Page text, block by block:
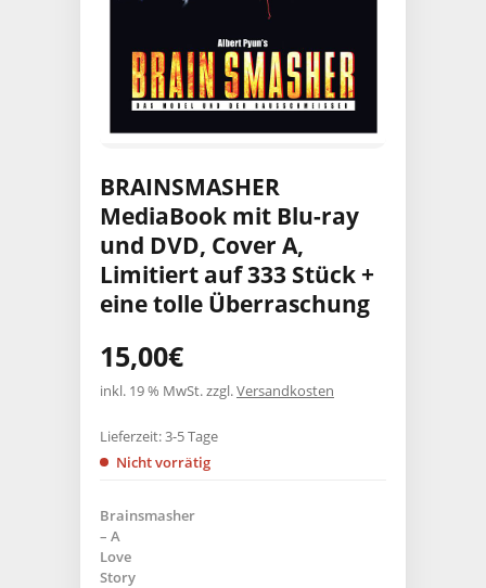
BRAINSMASHER
MediaBook mit Blu-ray
und DVD, Cover A,
Limitiert auf 333 Stück +
eine tolle Überraschung
15,00€
inkl. 19 % MwSt.zzgl.Versandkosten
Brainsmasher
– A
Love
Story
Lieferzeit:3-5 Tage
Nicht vorrätig